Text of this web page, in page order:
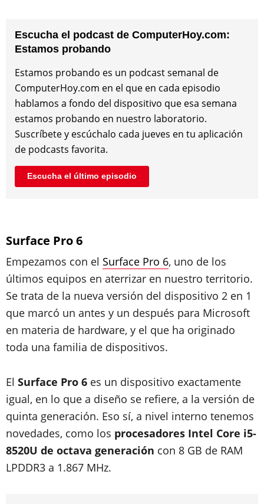
Escucha el podcast de ComputerHoy.com:
Estamos probando
Estamos probando es un podcast semanal de
ComputerHoy.com en el que en cada episodio
hablamos a fondo del dispositivo que esa semana
estamos probando en nuestro laboratorio.
Suscríbete y escúchalo cada jueves en tu aplicación
de podcasts favorita.
Escucha el último episodio
Surface Pro 6
Empezamos con el Surface Pro 6, uno de los
últimos equipos en aterrizar en nuestro territorio.
Se trata de la nueva versión del dispositivo 2 en 1
que marcó un antes y un después para Microsoft
en materia de hardware, y el que ha originado
toda una familia de dispositivos.
El Surface Pro 6 es un dispositivo exactamente
igual, en lo que a diseño se refiere, a la versión de
quinta generación. Eso sí, a nivel interno tenemos
novedades, como los procesadores Intel Core i5-
8520U de octava generación con 8 GB de RAM
LPDDR3 a 1.867 MHz.